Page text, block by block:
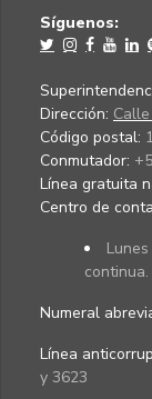
Síguenos:
Dirección:
Código postal:
Conmutador:
Línea gratuita
Centro de
continua.
Numeral
Línea
y 3623